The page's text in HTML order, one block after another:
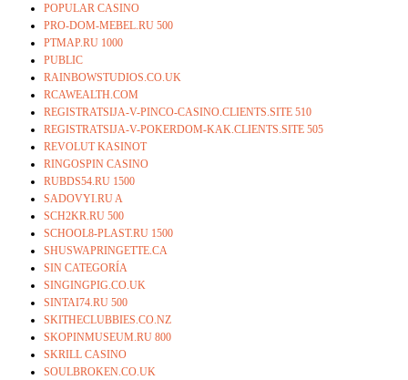
POPULAR CASINO
PRO-DOM-MEBEL.RU 500
PTMAP.RU 1000
PUBLIC
RAINBOWSTUDIOS.CO.UK
RCAWEALTH.COM
REGISTRATSIJA-V-PINCO-CASINO.CLIENTS.SITE 510
REGISTRATSIJA-V-POKERDOM-KAK.CLIENTS.SITE 505
REVOLUT KASINOT
RINGOSPIN CASINO
RUBDS54.RU 1500
SADOVYI.RU A
SCH2KR.RU 500
SCHOOL8-PLAST.RU 1500
SHUSWAPRINGETTE.CA
SIN CATEGORÍA
SINGINGPIG.CO.UK
SINTAI74.RU 500
SKITHECLUBBIES.CO.NZ
SKOPINMUSEUM.RU 800
SKRILL CASINO
SOULBROKEN.CO.UK